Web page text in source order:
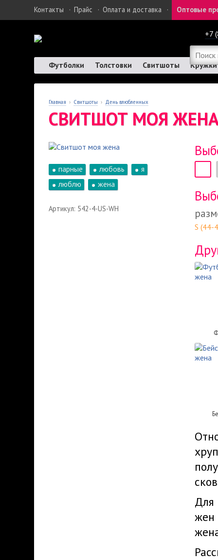
Контакты · Прайс · Оплата и доставка · Оптовые
+7
Футболки Толстовки Свитшоты Кружки
Главная › Свитшоты › День влюбленных
СВИТШОТ МОЯ
парные любовь
я
люблю
жена
Артикул: 542-4-US-WH
S (44-
Для
жен